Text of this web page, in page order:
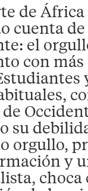
de
cuenta
el
con
su
orgullo,
y
choca